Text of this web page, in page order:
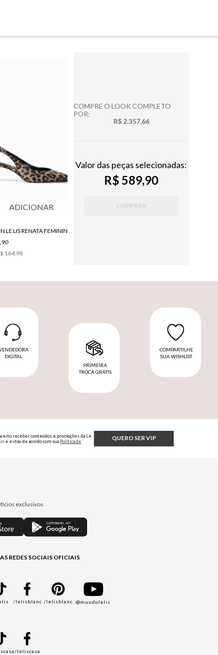
ADICIONAR
LE LIS RENATA FEMININO
164,98
COMPRE O LOOK COMPLETO
POR:
R$ 2.357,66
Valor das peças selecionadas:
R$ 589,90
COMPRAR
DIGITAL
PRIMEIRA
TROCA GRÁTIS
COMPARTILHE
SUA WISHLIST
QUERO SER VIP
receber conteúdos e promoções da Le
e estou de acordo com sua Política de
exclusivos
REDES SOCIAIS OFICIAIS
/lelisblanc /lelisblanc @mundolelis
/leliscasa